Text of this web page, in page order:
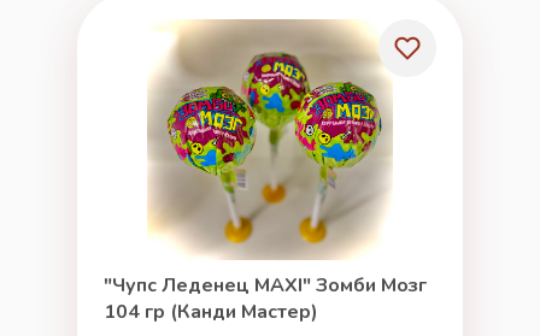
"Чупс Леденец MAXI" Зомби Мозг
104 гр (Канди Мастер)